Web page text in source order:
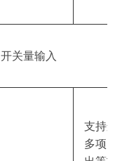
开关量输入
支持
多项